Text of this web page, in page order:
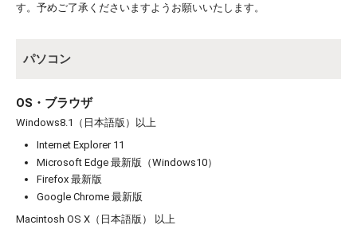
す。予めご了承くださいますようお願いいたします。
パソコン
OS・ブラウザ
Windows8.1（日本語版）以上
Internet Explorer 11
Microsoft Edge 最新版（Windows10）
Firefox 最新版
Google Chrome 最新版
Macintosh OS X（日本語版） 以上